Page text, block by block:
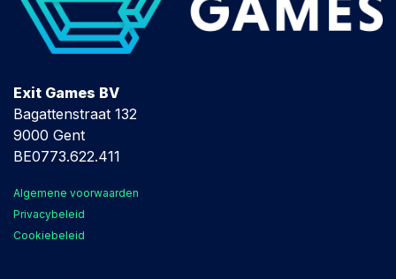
Exit Games BV
Bagattenstraat 132
9000 Gent
BE0773.622.411
Algemene voorwaarden
Privacybeleid
Cookiebeleid